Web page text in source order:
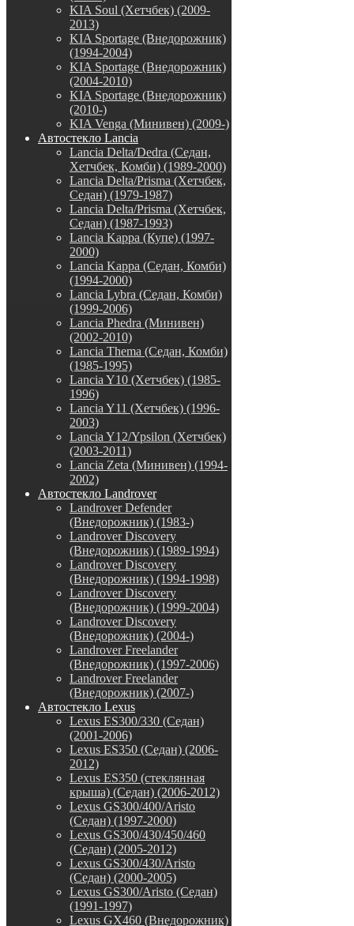
KIA Soul (Хетчбек) (2009-
2013)
KIA Sportage (Внедорожник)
(1994-2004)
KIA Sportage (Внедорожник)
(2004-2010)
KIA Sportage (Внедорожник)
(2010-)
KIA Venga (Минивен) (2009-)
Автостекло Lancia
Lancia Delta/Dedra (Седан,
Хетчбек, Комби) (1989-2000)
Lancia Delta/Prisma (Хетчбек,
Седан) (1979-1987)
Lancia Delta/Prisma (Хетчбек,
Седан) (1987-1993)
Lancia Kappa (Купе) (1997-
2000)
Lancia Kappa (Седан, Комби)
(1994-2000)
Lancia Lybra (Седан, Комби)
(1999-2006)
Lancia Phedra (Минивен)
(2002-2010)
Lancia Thema (Седан, Комби)
(1985-1995)
Lancia Y10 (Хетчбек) (1985-
1996)
Lancia Y11 (Хетчбек) (1996-
2003)
Lancia Y12/Ypsilon (Хетчбек)
(2003-2011)
Lancia Zeta (Минивен) (1994-
2002)
Автостекло Landrover
Landrover Defender
(Внедорожник) (1983-)
Landrover Discovery
(Внедорожник) (1989-1994)
Landrover Discovery
(Внедорожник) (1994-1998)
Landrover Discovery
(Внедорожник) (1999-2004)
Landrover Discovery
(Внедорожник) (2004-)
Landrover Freelander
(Внедорожник) (1997-2006)
Landrover Freelander
(Внедорожник) (2007-)
Автостекло Lexus
Lexus ES300/330 (Седан)
(2001-2006)
Lexus ES350 (Седан) (2006-
2012)
Lexus ES350 (стеклянная
крыша) (Седан) (2006-2012)
Lexus GS300/400/Aristo
(Седан) (1997-2000)
Lexus GS300/430/450/460
(Седан) (2005-2012)
Lexus GS300/430/Aristo
(Седан) (2000-2005)
Lexus GS300/Aristo (Седан)
(1991-1997)
Lexus GX460 (Внедорожник)